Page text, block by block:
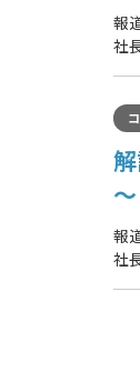
報
社
報
社